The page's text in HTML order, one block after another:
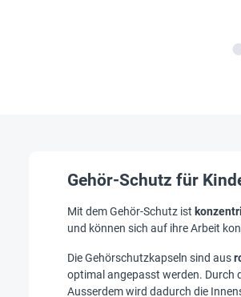
Gehör-Schutz für
Mit dem Gehör-Schutz ist
und können sich auf ihre Arbeit
Die Gehörschutzkapseln sind aus
optimal angepasst werden. Durch
Ausserdem wird dadurch die